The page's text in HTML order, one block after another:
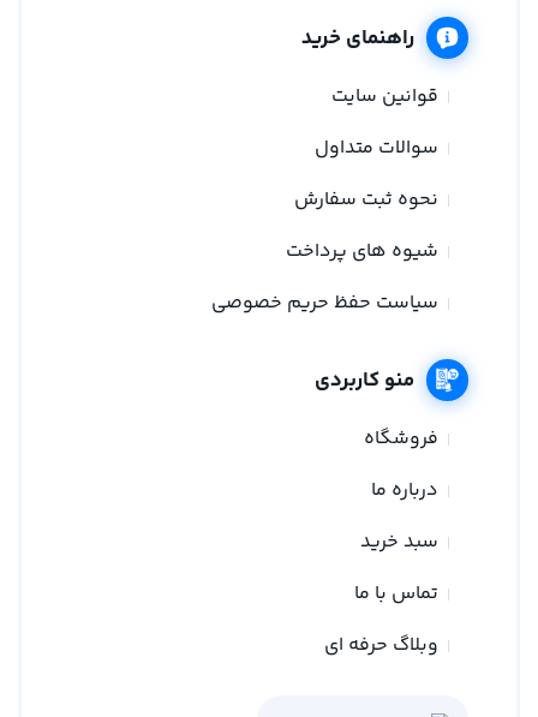
راهنمای خرید
قوانین سایت
سوالات متداول
نحوه ثبت سفارش
شیوه های پرداخت
سیاست حفظ حریم خصوصی
منو کاربردی
فروشگاه
درباره ما
سبد خرید
تماس با ما
وبلاگ حرفه ای